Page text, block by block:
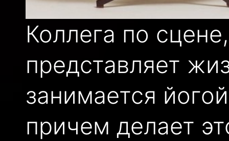
Коллега по
представляет
занимается
причем делает